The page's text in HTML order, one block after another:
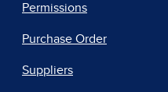
Permissions
Purchase Order
Suppliers